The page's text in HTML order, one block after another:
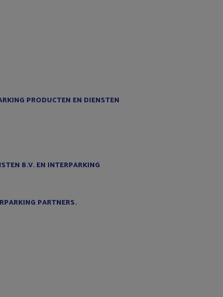
PRODUCTEN EN DIENSTEN
B.V. EN INTERPARKING
PARTNERS.